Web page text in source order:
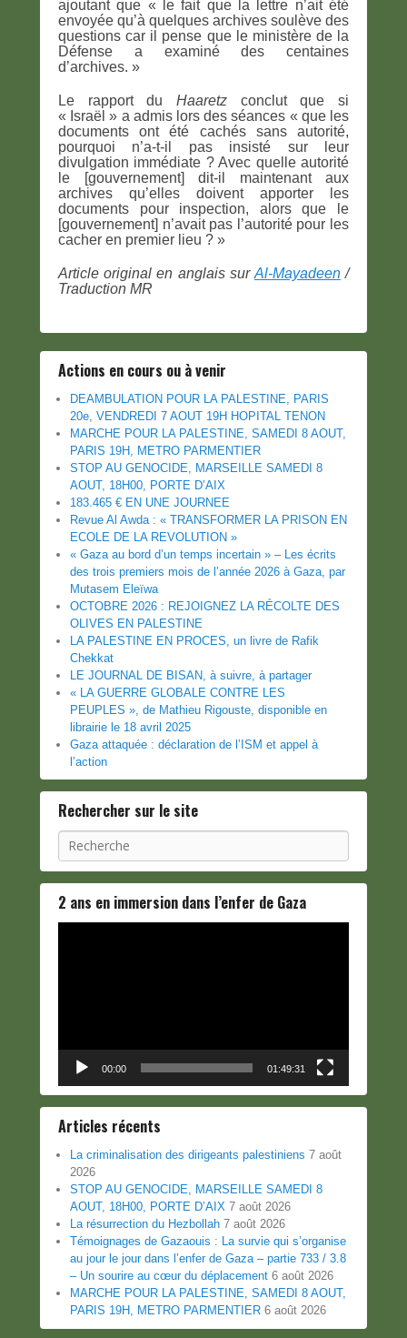
ajoutant que « le fait que la lettre n’ait été
envoyée qu’à quelques archives soulève des
questions car il pense que le ministère de la
Défense a examiné des centaines
d’archives. »
Le rapport du Haaretz conclut que si
« Israël » a admis lors des séances « que les
documents ont été cachés sans autorité,
pourquoi n’a-t-il pas insisté sur leur
divulgation immédiate ? Avec quelle autorité
le [gouvernement] dit-il maintenant aux
archives qu’elles doivent apporter les
documents pour inspection, alors que le
[gouvernement] n’avait pas l’autorité pour les
cacher en premier lieu ? »
Article original en anglais sur Al-Mayadeen/
Traduction MR
Actions en cours ou à venir
DEAMBULATION POUR LA PALESTINE, PARIS
20e, VENDREDI 7 AOUT 19H HOPITAL TENON
MARCHE POUR LA PALESTINE, SAMEDI 8 AOUT,
PARIS 19H, METRO PARMENTIER
STOP AU GENOCIDE, MARSEILLE SAMEDI 8
AOUT, 18H00, PORTE D’AIX
183.465 € EN UNE JOURNEE
Revue Al Awda : « TRANSFORMER LA PRISON EN
ECOLE DE LA REVOLUTION »
« Gaza au bord d’un temps incertain » – Les écrits
des trois premiers mois de l’année 2026 à Gaza, par
Mutasem Eleïwa
OCTOBRE 2026 : REJOIGNEZ LA RÉCOLTE DES
OLIVES EN PALESTINE
LA PALESTINE EN PROCES, un livre de Rafik
Chekkat
LE JOURNAL DE BISAN, à suivre, à partager
« LA GUERRE GLOBALE CONTRE LES
PEUPLES », de Mathieu Rigouste, disponible en
librairie le 18 avril 2025
Gaza attaquée : déclaration de l’ISM et appel à
l’action
Rechercher sur le site
Recherche
2 ans en immersion dans l’enfer de Gaza
00:00 01:49:31
Articles récents
La criminalisation des dirigeants palestiniens 7 août
2026
STOP AU GENOCIDE, MARSEILLE SAMEDI 8
AOUT, 18H00, PORTE D’AIX 7 août 2026
La résurrection du Hezbollah 7 août 2026
Témoignages de Gazaouis : La survie qui s’organise
au jour le jour dans l’enfer de Gaza – partie 733 / 3.8
– Un sourire au cœur du déplacement 6 août 2026
MARCHE POUR LA PALESTINE, SAMEDI 8 AOUT,
PARIS 19H, METRO PARMENTIER 6 août 2026